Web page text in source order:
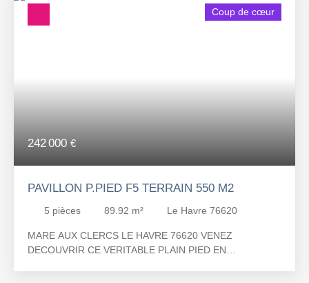
242 000 €
Coup de cœur
PAVILLON P.PIED F5 TERRAIN 550 M2
5 pièces 89.92 m² Le Havre 76620
MARE AUX CLERCS LE HAVRE 76620 VENEZ
DECOUVRIR CE VERITABLE PLAIN PIED EN